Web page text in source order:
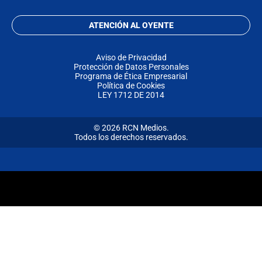
ATENCIÓN AL OYENTE
Aviso de Privacidad
Protección de Datos Personales
Programa de Ética Empresarial
Política de Cookies
LEY 1712 DE 2014
© 2026 RCN Medios.
Todos los derechos reservados.